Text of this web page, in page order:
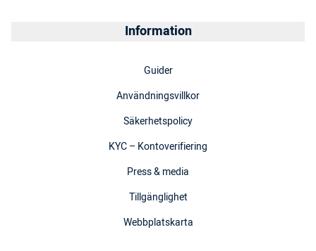
Information
Guider
Användningsvillkor
Säkerhetspolicy
KYC – Kontoverifiering
Press & media
Tillgänglighet
Webbplatskarta